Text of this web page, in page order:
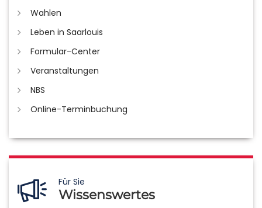
Wahlen
Leben in Saarlouis
Formular-Center
Veranstaltungen
NBS
Online-Terminbuchung
Für Sie
Wissenswertes